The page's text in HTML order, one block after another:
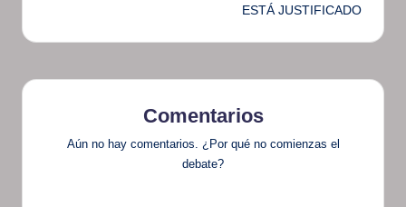
ESTÁ JUSTIFICADO
Comentarios
Aún no hay comentarios. ¿Por qué no comienzas el
debate?